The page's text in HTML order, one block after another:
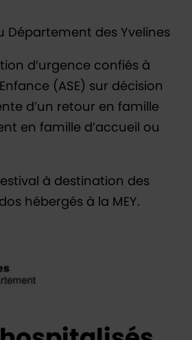
Département des Yvelines
d’urgence confiés à
(ASE) sur décision
d’un retour en famille
en famille d’accueil ou
à destination des
hébergés à la MEY.